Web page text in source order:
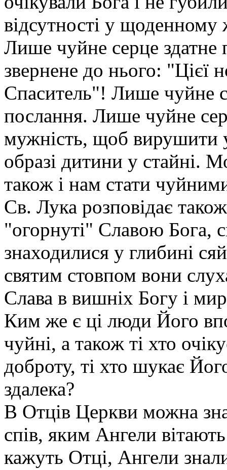
відсутності у щоденному
Лише чуйне серце здатне
звернене до нього: "Цієї
Спаситель"! Лише чуйне
послання. Лише чуйне
мужність, щоб вирушити
образі дитини у стайні.
також і нам стати
Св. Лука розповідає
"огорнуті" Славою Бога,
знаходилися у глибині
святим стовпом вони
Слава в вишніх Богу і
Ким же є ці люди Його
чуйні, а також ті хто
доброту, ті хто шукає
здалека?
В Отців Церкви можна
спів, яким Ангели
кажуть Отці, Ангели